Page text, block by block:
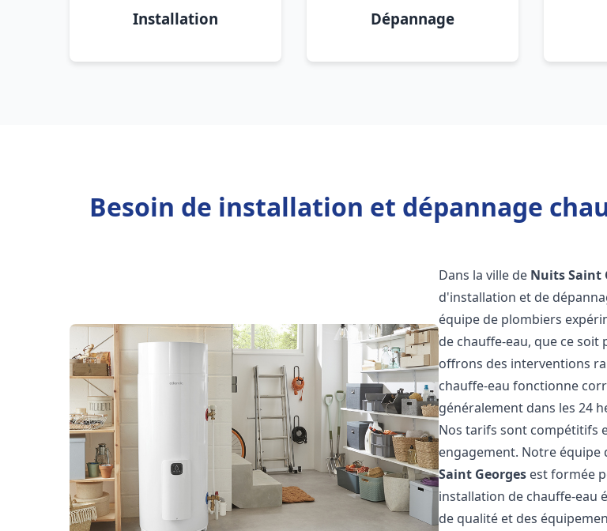
Installation Dépannage
Besoin de installation et dépannage
Dans la ville de Nuits Saint
d'installation et de
équipe de plombiers
de chauffe-eau, que ce
offrons des interventions
chauffe-eau fonctionne
généralement dans les 24
Nos tarifs sont compétitifs
engagement. Notre équipe
Saint Georges est formée
installation de chauffe-eau
de qualité et des